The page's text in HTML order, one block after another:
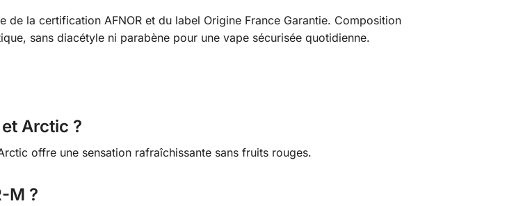
la certification AFNOR et du label Origine France Garantie. Composition
sans diacétyle ni parabène pour une vape sécurisée quotidienne.
Arctic ?
offre une sensation rafraîchissante sans fruits rouges.
M ?